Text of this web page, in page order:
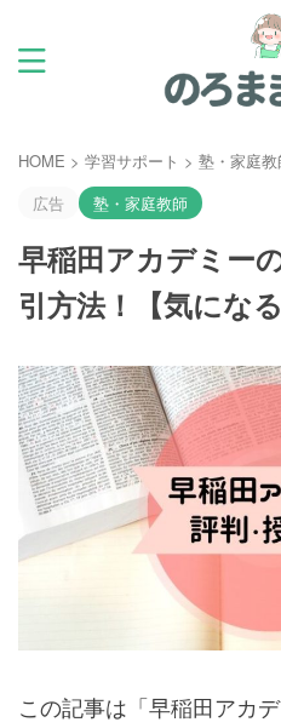
HOME > 学習サポート > 塾・家庭教
広告
塾・家庭教師
早稲田アカデミー
引方法！【気にな
この記事は「早稲田アカ